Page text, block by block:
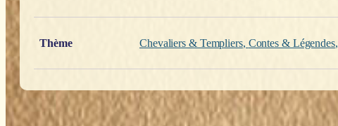
Thème Chevaliers & Templiers, Contes & Légendes,